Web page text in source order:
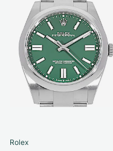
Rolex